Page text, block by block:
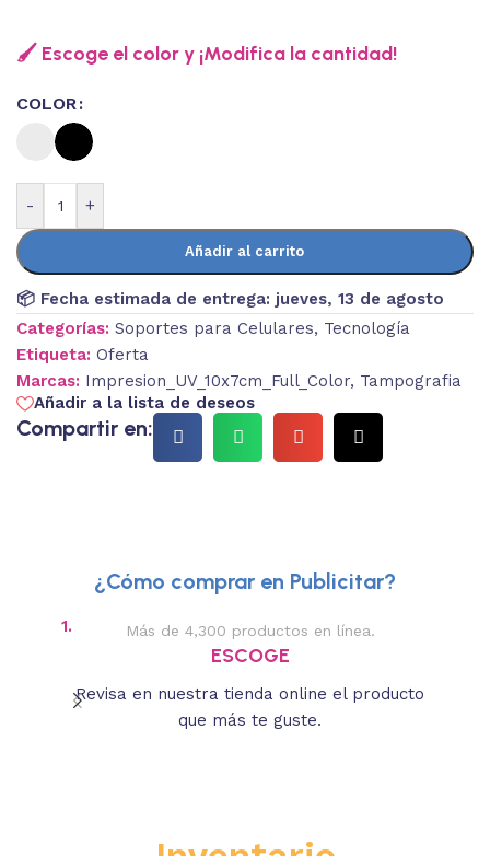
🖌️ Escoge el color y ¡Modifica la cantidad!
COLOR
- +
Añadir al carrito
📦 Fecha estimada de entrega: jueves, 13 de agosto
Categorías: Soportes para Celulares, Tecnología
Etiqueta: Oferta
Marcas: Impresion_UV_10x7cm_Full_Color, Tampografia
Añadir a la lista de deseos
Compartir en:
¿Cómo comprar en Publicitar?
1. Más de 4,300 productos en línea.
ESCOGE
Revisa en nuestra tienda online el producto
que más te guste.